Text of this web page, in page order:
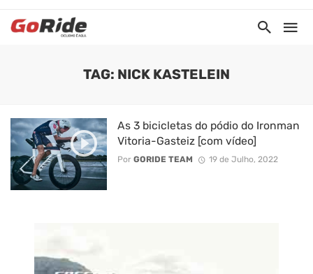
TAG: NICK KASTELEIN
As 3 bicicletas do pódio do Ironman
Vitoria-Gasteiz [com vídeo]
Por GORIDE TEAM 19 de Julho, 2022